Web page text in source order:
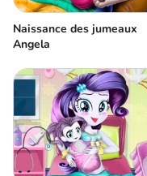
Naissance des jumeaux
Angela